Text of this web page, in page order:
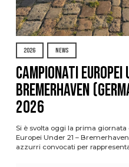
2026 NEWS
Campionati Europei
Bremerhaven
2026
Si è svolta oggi la prima
Europei Under 21 –
azzurri convocati per